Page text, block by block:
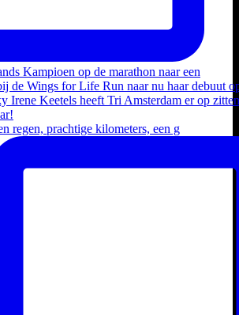
regen, prachtige kilometers, een g